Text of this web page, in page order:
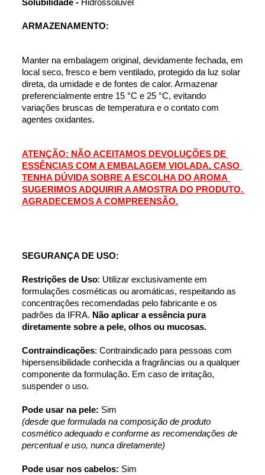
Solubilidade - Hidrossolúvel
ARMAZENAMENTO:
Manter na embalagem original, devidamente fechada, em
local seco, fresco e bem ventilado, protegido da luz solar
direta, da umidade e de fontes de calor. Armazenar
preferencialmente entre 15 °C e 25 °C, evitando
variações bruscas de temperatura e o contato com
agentes oxidantes.
ATENÇÃO: NÃO ACEITAMOS DEVOLUÇÕES DE
ESSÊNCIAS COM A EMBALAGEM VIOLADA, CASO
TENHA DÚVIDA SOBRE A ESCOLHA DO AROMA
SUGERIMOS ADQUIRIR A AMOSTRA DO PRODUTO.
AGRADECEMOS A COMPREENSÃO.
SEGURANÇA DE USO:
Restrições de Uso: Utilizar exclusivamente em
formulações cosméticas ou aromáticas, respeitando as
concentrações recomendadas pelo fabricante e os
padrões da IFRA. Não aplicar a essência pura
diretamente sobre a pele, olhos ou mucosas.
Contraindicações: Contraindicado para pessoas com
hipersensibilidade conhecida a fragrâncias ou a qualquer
componente da formulação. Em caso de irritação,
suspender o uso.
Pode usar na pele: Sim
(desde que formulada na composição de produto
cosmético adequado e conforme as recomendações de
percentual e uso, nunca diretamente)
Pode usar nos cabelos: Sim